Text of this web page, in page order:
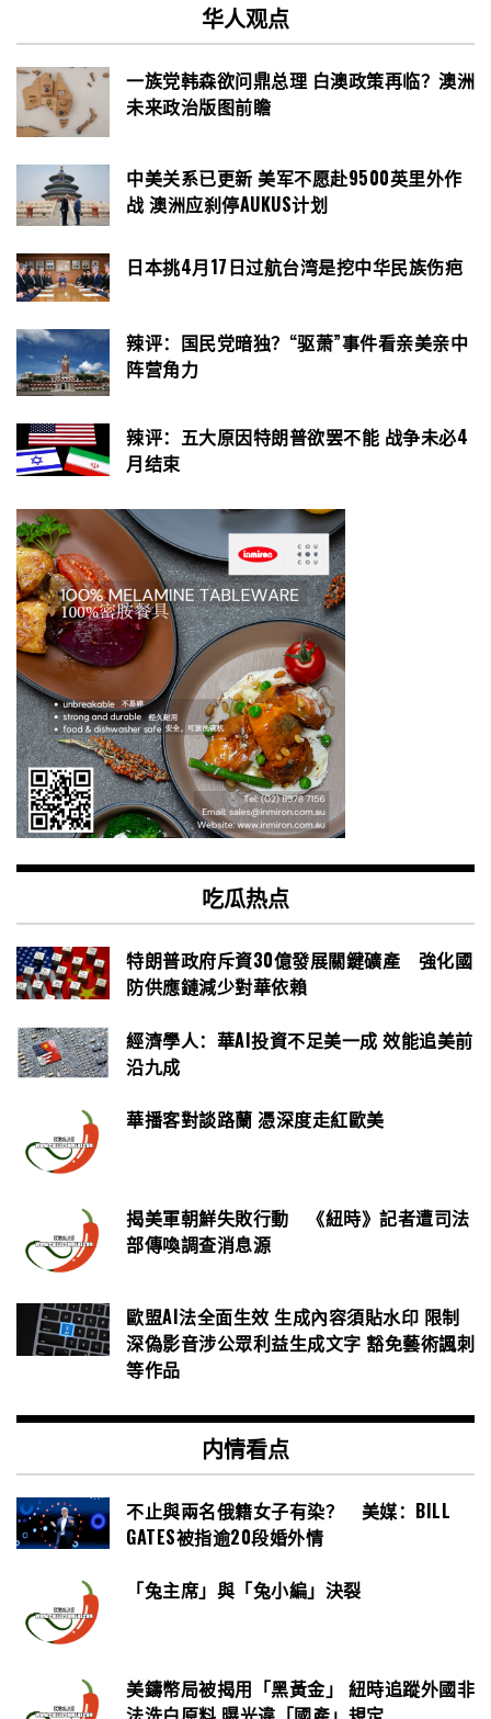
华人观点
一族党韩森欲问鼎总理 白澳政策再临？澳洲
未来政治版图前瞻
中美关系已更新 美军不愿赴9500英里外作
战 澳洲应刹停AUKUS计划
日本挑4月17日过航台湾是挖中华民族伤疤
辣评：国民党暗独？“驱萧”事件看亲美亲中
阵营角力
辣评：五大原因特朗普欲罢不能 战争未必4
月结束
吃瓜热点
特朗普政府斥資30億發展關鍵礦產 強化國
防供應鏈減少對華依賴
經濟學人：華AI投資不足美一成 效能追美前
沿九成
華播客對談路蘭 憑深度走紅歐美
揭美軍朝鮮失敗行動 《紐時》記者遭司法
部傳喚調查消息源
歐盟AI法全面生效 生成內容須貼水印 限制
深偽影音涉公眾利益生成文字 豁免藝術諷刺
等作品
内情看点
不止與兩名俄籍女子有染？ 美媒：BILL
GATES被指逾20段婚外情
「兔主席」與「兔小編」決裂
美鑄幣局被揭用「黑黃金」 紐時追蹤外國非